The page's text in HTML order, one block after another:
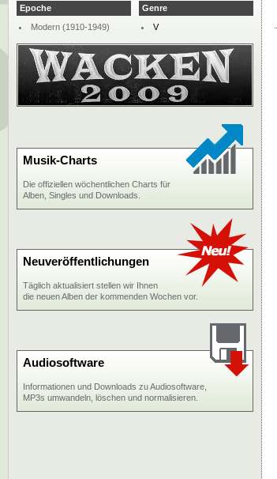
Epoche
Modern (1910-1949)
Genre
V
Musik-Charts
Die offiziellen wöchentlichen Charts für
Alben, Singles und Downloads.
Neuveröffentlichungen
Täglich aktualisiert stellen wir Ihnen
die neuen Alben der kommenden Wochen vor.
Audiosoftware
Informationen und Downloads zu Audiosoftware,
MP3s umwandeln, löschen und normalisieren.